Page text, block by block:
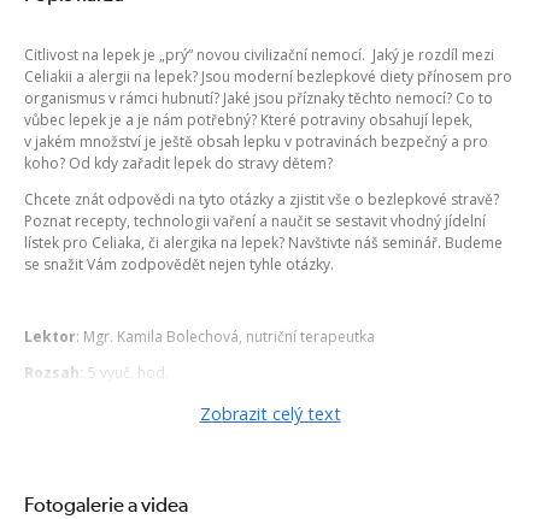
Citlivost na lepek je „prý“ novou civilizační nemocí. Jaký je rozdíl mezi
Celiakii a alergii na lepek? Jsou moderní bezlepkové diety přínosem pro
organismus v rámci hubnutí? Jaké jsou příznaky těchto nemocí? Co to
vůbec lepek je a je nám potřebný? Které potraviny obsahují lepek,
v jakém množství je ještě obsah lepku v potravinách bezpečný a pro
koho? Od kdy zařadit lepek do stravy dětem?
Chcete znát odpovědi na tyto otázky a zjistit vše o bezlepkové stravě?
Poznat recepty, technologii vaření a naučit se sestavit vhodný jídelní
lístek pro Celiaka, či alergika na lepek? Navštivte náš seminář. Budeme
se snažit Vám zodpovědět nejen tyhle otázky.
Lektor: Mgr. Kamila Bolechová, nutriční terapeutka
Rozsah: 5 vyuč. hod.
2. Přehled bezlepkových potravin
Zobrazit celý text
Fotogalerie a videa